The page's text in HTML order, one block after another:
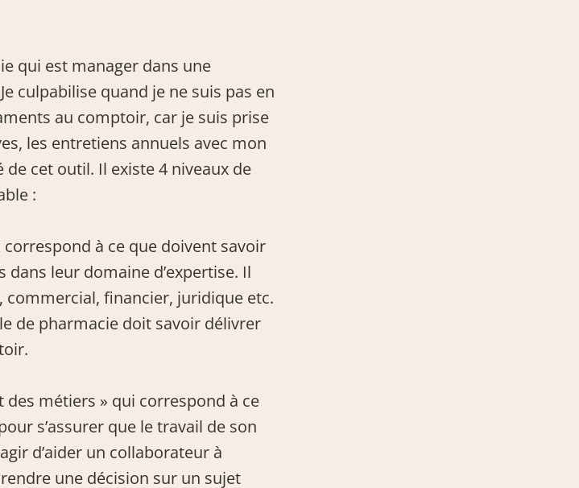
qui est manager dans une
culpabilise quand je ne suis pas en
au comptoir, car je suis prise
les entretiens annuels avec mon
de cet outil. Il existe 4 niveaux de
:
correspond à ce que doivent savoir
leur domaine d’expertise. Il
commercial, financier, juridique etc.
de pharmacie doit savoir délivrer
des métiers » qui correspond à ce
s’assurer que le travail de son
d’aider un collaborateur à
une décision sur un sujet